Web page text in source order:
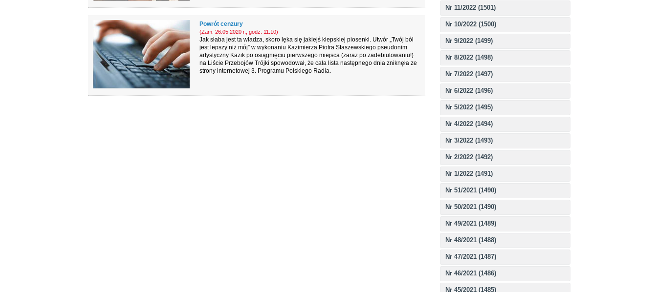
Nr 11/2022 (1501)
Nr 10/2022 (1500)
Nr 9/2022 (1499)
Nr 8/2022 (1498)
Nr 7/2022 (1497)
Nr 6/2022 (1496)
Nr 5/2022 (1495)
Nr 4/2022 (1494)
Nr 3/2022 (1493)
Nr 2/2022 (1492)
Nr 1/2022 (1491)
Nr 51/2021 (1490)
Nr 50/2021 (1490)
Nr 49/2021 (1489)
Nr 48/2021 (1488)
Nr 47/2021 (1487)
Nr 46/2021 (1486)
Nr 45/2021 (1485)
Powrót cenzury
(Zam: 26.05.2020 r., godz. 11.10)
Jak słaba jest ta władza, skoro lęka się jakiejś kiepskiej piosenki. Utwór „Twój ból
jest lepszy niż mój” w wykonaniu Kazimierza Piotra Staszewskiego pseudonim
artystyczny Kazik po osiągnięciu pierwszego miejsca (zaraz po zadebiutowaniu!)
na Liście Przebojów Trójki spowodował, że cała lista następnego dnia zniknęła ze
strony internetowej 3. Programu Polskiego Radia.